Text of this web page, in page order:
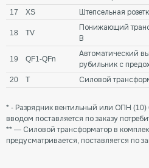
17
XS Штепсельная
18 TV
Понижающий
В
19 QF1-QFn
Автоматический
рубильник с
20 T Силовой
* - Разрядник вентильный или ОПН
вводом поставляется по заказу
** — Силовой трансформатор в
предусматривается, поставляется по